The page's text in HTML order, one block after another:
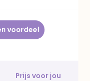
voordeel
Prijs voor jou